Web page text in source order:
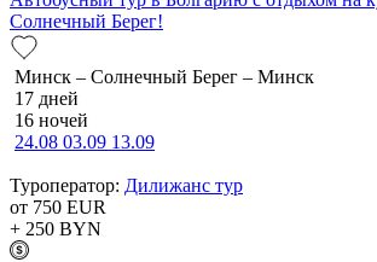
Солнечный Берег!
Минск – Солнечный Берег – Минск
17 дней
16 ночей
24.08 03.09 13.09
Туроператор: Дилижанс тур
от 750 EUR
+ 250 BYN